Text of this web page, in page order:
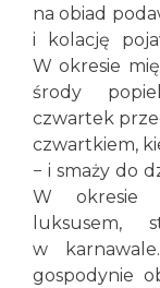
na obiad
i kolację
W okresie
środy
czwartek
czwartkiem,
− i smaży do
W okresie
luksusem,
w
gospodynie